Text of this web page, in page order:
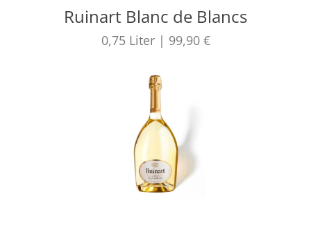
Ruinart Blanc de Blancs
0,75 Liter | 99,90 €